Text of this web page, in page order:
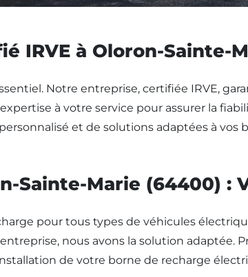
IRVE à Oloron-Sainte-
Notre entreprise, certifiée IRVE,
à votre service pour assurer la
et de solutions adaptées à vos
Sainte-Marie (64400) :
pour tous types de véhicules
nous avons la solution adaptée.
de votre borne de recharge